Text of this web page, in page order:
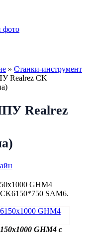
» Станки-инструмент
Realrez CK
Realrez
GHM4
SAM6.
GHM4 с